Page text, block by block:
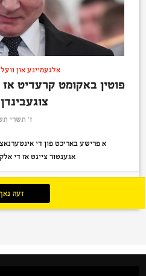
אלגעמיינע און
פוטין באקומט קרעדיט אז
ז׳ תשרי
א פרישע באריכט פון די
אגענטור צייגט אז די
זעה